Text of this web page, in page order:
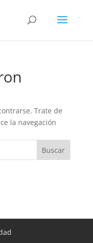
Trate de
la navegación